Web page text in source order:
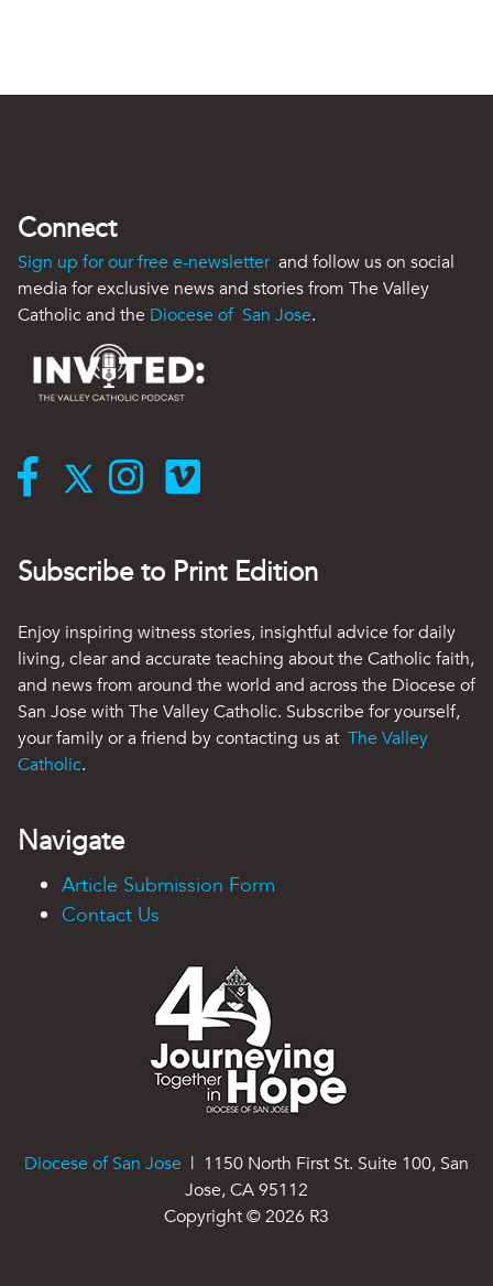
Connect
Sign up for our free e-newsletter and follow us on social
media for exclusive news and stories from The Valley
Catholic and the Diocese of San Jose.
Subscribe to Print Edition
Enjoy inspiring witness stories, insightful advice for daily
living, clear and accurate teaching about the Catholic faith,
and news from around the world and across the Diocese of
San Jose with The Valley Catholic. Subscribe for yourself,
your family or a friend by contacting us at The Valley
Catholic.
Navigate
Article Submission Form
Contact Us
Diocese of San Jose | 1150 North First St. Suite 100, San
Jose, CA 95112
Copyright ©2026 R3